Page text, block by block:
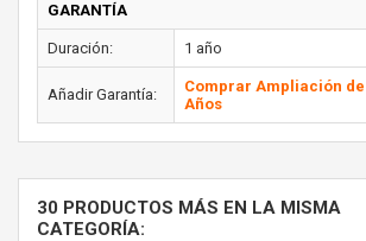
GARANTÍA
Duración: 1 año
Añadir Garantía:
Comprar Ampliación
Años
30 PRODUCTOS MÁS EN LA MISMA
CATEGORÍA: